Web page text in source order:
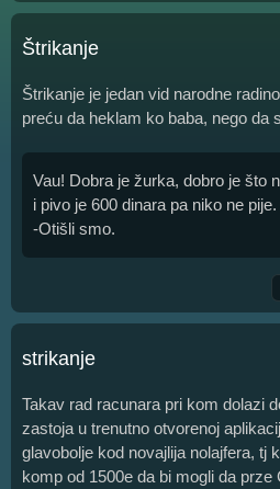
Štrikanje
Štrikanje je jedan vid narodne
preću da heklam ko baba, nego da
Vau! Dobra je žurka, dobro je što
i pivo je 600 dinara pa niko ne
-Otišli smo.
strikanje
Takav rad racunara pri kom dolazi
zastoja u trenutno otvorenoj
glavobolje kod novajlija nolajfera, tj
komp od 1500e da bi mogli da